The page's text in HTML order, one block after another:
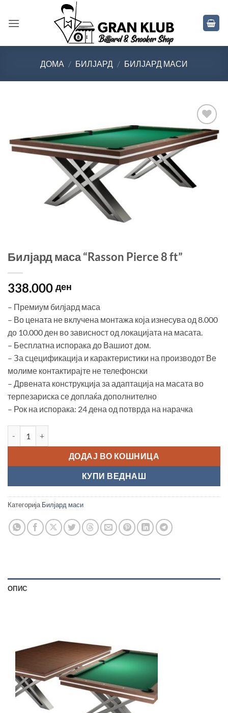
ДОМА / БИЛЈАРД / БИЛЈАРД МАСИ
Во
желботека
Билјард маса “Rasson Pierce 8 ft”
338.000 ден
– Премиум билјард маса
– Во цената не вклучена монтажа која изнесува од 8.000
до 10.000 ден во зависност од локацијата на масата.
– Бесплатна испорака до Вашиот дом.
– За сцецификација и карактеристики на производот Ве
молиме контактирајте не телефонски
– Дрвената конструкција за адаптација на масата во
терпезариска се доплаќа дополнително
– Рок на испорака: 24 дена од потврда на нарачка
ДОДАЈ ВО КОШНИЦА
КУПИ ВЕДНАШ
КатегоријаБилјард маси
ОПИС